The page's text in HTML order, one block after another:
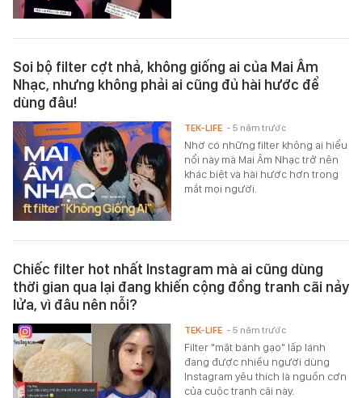
Soi bộ filter cợt nhả, không giống ai của Mai Âm
Nhạc, nhưng không phải ai cũng đủ hài hước để
dùng đâu!
Nhờ có những filter không ai hiểu
nổi này mà Mai Âm Nhạc trở nên
khác biệt và hài hước hơn trong
mắt mọi người.
TEK-LIFE - 5 năm trước
Chiếc filter hot nhất Instagram mà ai cũng dùng
thời gian qua lại đang khiến cộng đồng tranh cãi nảy
lửa, vì đâu nên nỗi?
Filter "mặt bánh gạo" lấp lánh
đang được nhiều người dùng
Instagram yêu thích là nguồn cơn
của cuộc tranh cãi này.
TEK-LIFE - 5 năm trước